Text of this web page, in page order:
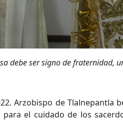
debe ser signo de fraternidad,
Arzobispo de Tlalnepantla
para el cuidado de los